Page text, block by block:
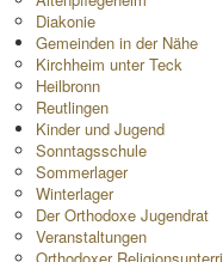
Diakonie
Gemeinden in der Nähe
Kirchheim unter Teck
Heilbronn
Reutlingen
Kinder und Jugend
Sonntagsschule
Sommerlager
Winterlager
Der Orthodoxe Jugendrat
Veranstaltungen